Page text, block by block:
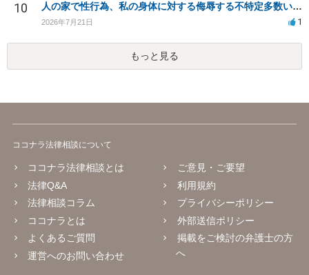
10 人の家で性行為、私の身体に対する侮辱する不特定多数いる生配信での放送の発言について。
2026年7月21日 1
もっと見る
ココナラ法律相談について
ココナラ法律相談とは
法律Q&A
法律相談コラム
ココナラとは
よくあるご質問
運営へのお問い合わせ
ご意見・ご要望
利用規約
プライバシーポリシー
外部送信ポリシー
掲載をご検討の弁護士の方
へ